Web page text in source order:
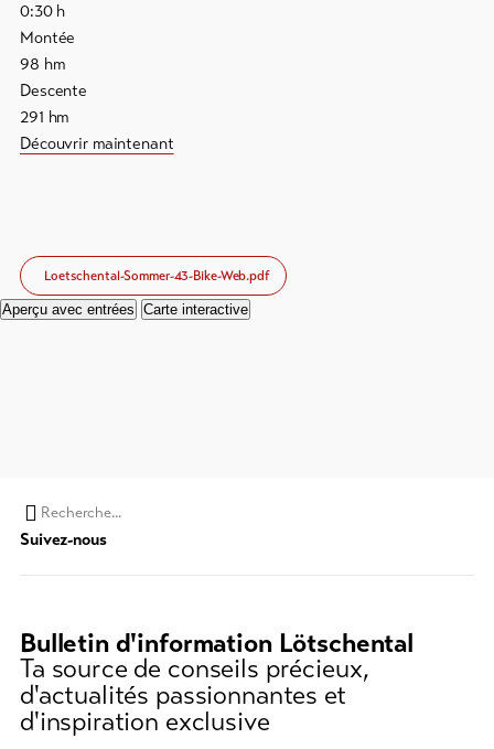
0:30h
Montée
98 hm
Descente
291 hm
Découvrir maintenant
Loetschental-Sommer-43-Bike-Web.pdf
Aperçu avec entrées Carte interactive
Chaine
de
recherche
moins
3
caractères)
Suivez-nous
Bulletin d'information Lötschental
Ta source de conseils précieux,
d'actualités passionnantes et
d'inspiration exclusive